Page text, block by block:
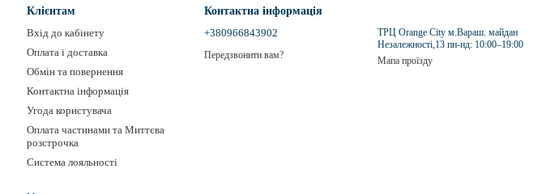
Клієнтам
Вхід до кабінету
Оплата і доставка
Обмін та повернення
Контактна інформація
Угода користувача
Оплата частинами та Миттєва
розстрочка
Система лояльності
Контактна інформація
+380966843902
Передзвонити вам?
ТРЦ Orange City м.Вараш. майдан
Незалежності,13 пн-нд: 10:00–19:00
Мапа проїзду